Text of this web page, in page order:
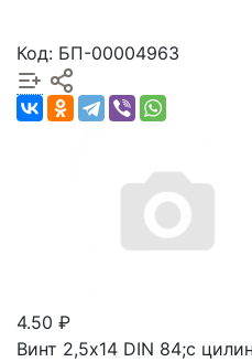
Код: БП-00004963
4.50 ₽
Винт 2,5х14 DIN 84;с